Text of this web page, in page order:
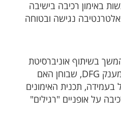
באימון רכיבה בישיבה
נגישה ובטוחה
בשיתוף אוניברסיטת
נירנברג בגרמניה, במימון מענק DFG, שבוחן האם
בעמידה, תכנית האימונים
על אופניים "רגילים"